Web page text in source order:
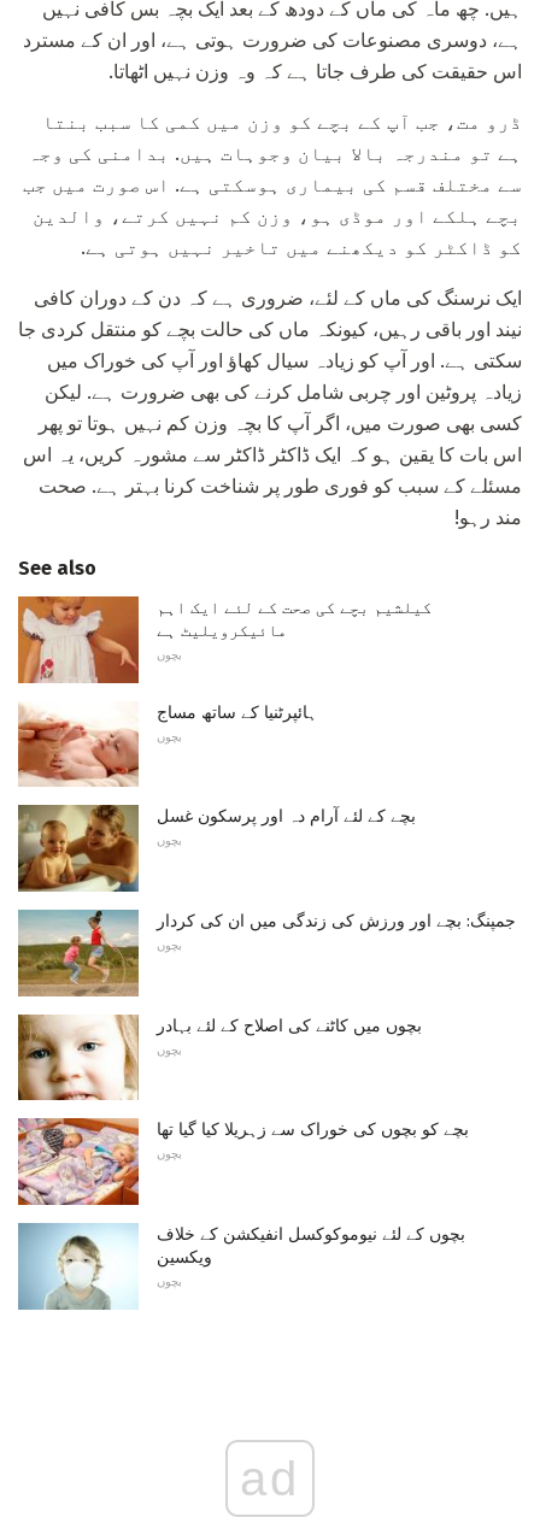
ہیں. چھ ماہ کی ماں کے دودھ کے بعد ایک بچہ بس کافی نہیں
ہے، دوسری مصنوعات کی ضرورت ہوتی ہے، اور ان کے مسترد
اس حقیقت کی طرف جاتا ہے کہ وہ وزن نہیں اٹھاتا.
ڈرو مت، جب آپ کے بچے کو وزن میں کمی کا سبب بنتا
ہے تو مندرجہ بالا بیان وجوہات ہیں. بدامنی کی وجہ
سے مختلف قسم کی بیماری ہوسکتی ہے. اس صورت میں جب
بچے ہلکے اور موڈی ہو، وزن کم نہیں کرتے، والدین
کو ڈاکٹر کو دیکھنے میں تاخیر نہیں ہوتی ہے.
ایک نرسنگ کی ماں کے لئے، ضروری ہے کہ دن کے دوران کافی
نیند اور باقی رہیں، کیونکہ ماں کی حالت بچے کو منتقل کردی جا
سکتی ہے. اور آپ کو زیادہ سیال کھاؤ اور آپ کی خوراک میں
زیادہ پروٹین اور چربی شامل کرنے کی بھی ضرورت ہے. لیکن
کسی بھی صورت میں، اگر آپ کا بچہ وزن کم نہیں ہوتا تو پھر
اس بات کا یقین ہو کہ ایک ڈاکٹر ڈاکٹر سے مشورہ کریں، یہ اس
مسئلے کے سبب کو فوری طور پر شناخت کرنا بہتر ہے. صحت
مند رہو!
See also
کیلشیم بچے کی صحت کے لئے ایک اہم
مائیکرویلیٹ ہے
بچوں
ہائپرٹنیا کے ساتھ مساج
بچوں
بچے کے لئے آرام دہ اور پرسکون غسل
بچوں
جمپنگ: بچے اور ورزش کی زندگی میں ان کی کردار
بچوں
بچوں میں کاٹنے کی اصلاح کے لئے بہادر
بچوں
بچے کو بچوں کی خوراک سے زہریلا کیا گیا تھا
بچوں
بچوں کے لئے نیوموکوکسل انفیکشن کے خلاف
ویکسین
بچوں
ad